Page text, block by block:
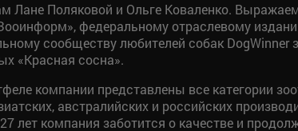
Лане Поляковой и Ольге Коваленко.
федеральному отраслевому
сообществу любителей собак
«Красная сосна».
компании представлены все категории
австралийских и российских
лет компания заботится о качестве и